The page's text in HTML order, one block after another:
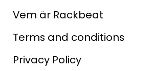
Vem är Rackbeat
Terms and conditions
Privacy Policy